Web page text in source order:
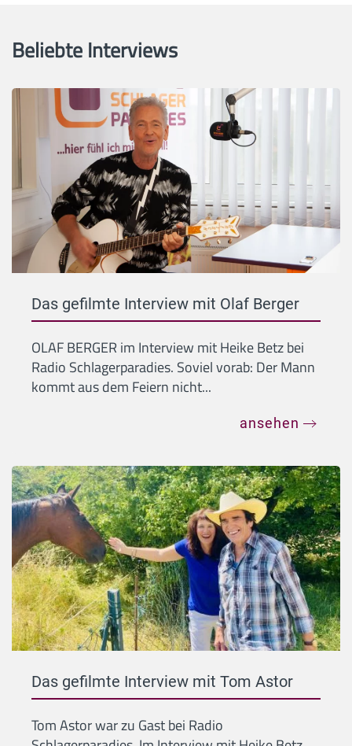
Beliebte Interviews
Das gefilmte Interview mit Olaf Berger
OLAF BERGER im Interview mit Heike Betz bei
Radio Schlagerparadies. Soviel vorab: Der Mann
kommt aus dem Feiern nicht...
ansehen
Das gefilmte Interview mit Tom Astor
Tom Astor war zu Gast bei Radio